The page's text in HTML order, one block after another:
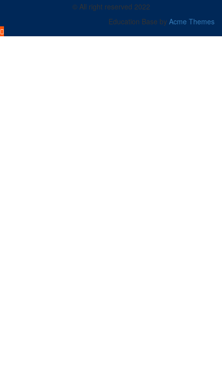
© All right reserved 2022
Education Base by Acme Themes